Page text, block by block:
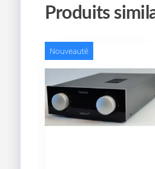
Produits
Nouveauté